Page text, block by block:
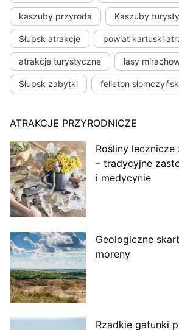
kaszuby przyroda Kaszuby
Słupsk atrakcje powiat kartuski
atrakcje turystyczne lasy
Słupsk zabytki felieton
ATRAKCJE PRZYRODNICZE
Rośliny lecznicze
– tradycyjne
i medycynie
Geologiczne
moreny
Rzadkie gatunki